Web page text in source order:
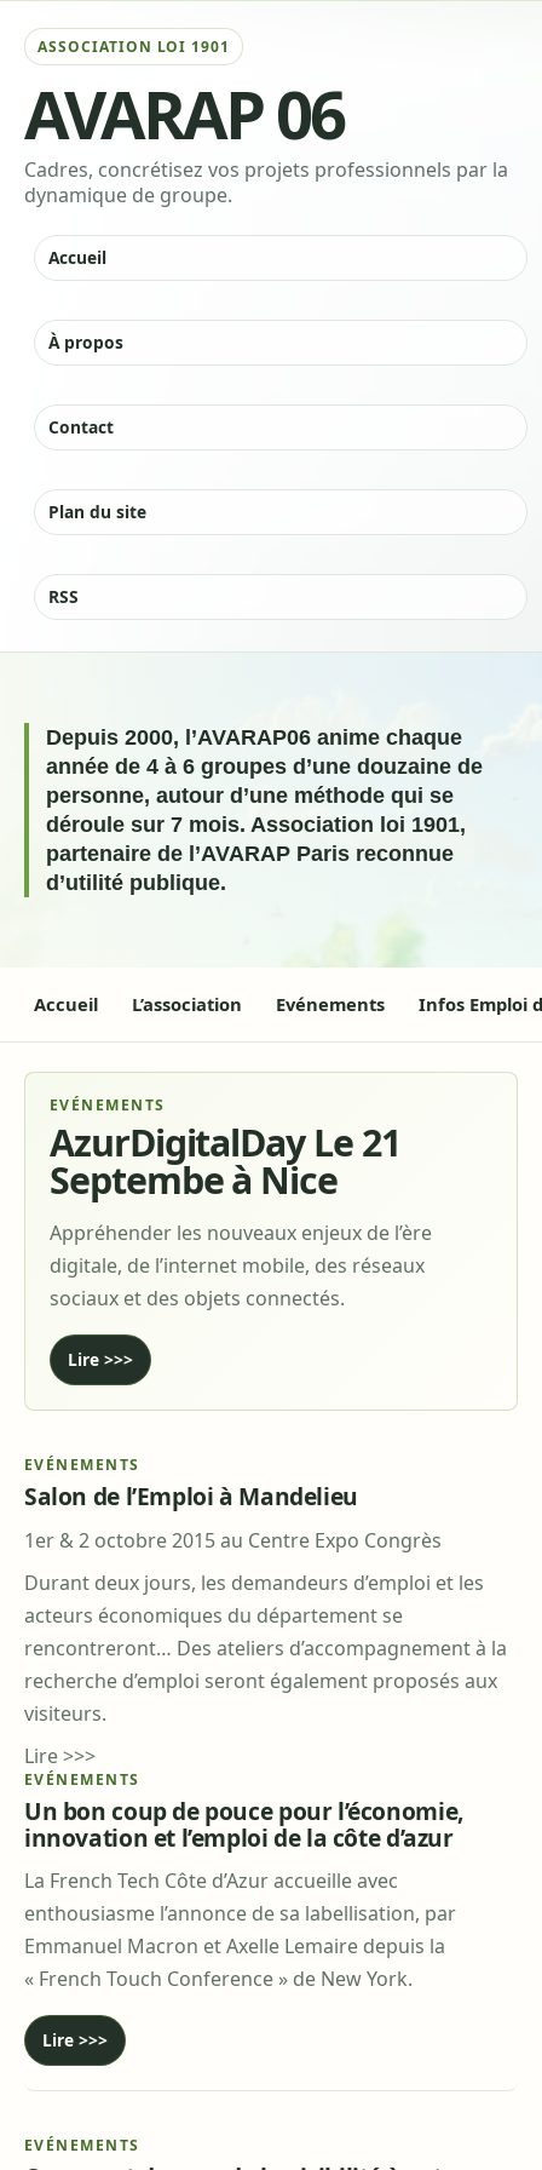
AVARAP 06
Cadres, concrétisez vos projets professionnels par la
dynamique de groupe.
Accueil
À propos
Contact
Plan du site
RSS
Depuis 2000, l’AVARAP06 anime chaque
année de 4 à 6 groupes d’une douzaine de
personne, autour d’une méthode qui se
déroule sur 7 mois. Association loi 1901,
partenaire de l’AVARAP Paris reconnue
d’utilité publique.
Accueil L’association Evénements Infos Emploi
EVÉNEMENTS
AzurDigitalDay Le 21
Septembe à Nice
Appréhender les nouveaux enjeux de l’ère
digitale, de l’internet mobile, des réseaux
sociaux et des objets connectés.
Lire >>>
EVÉNEMENTS
Salon de l’Emploi à Mandelieu
1er & 2 octobre 2015 au Centre Expo Congrès
Durant deux jours, les demandeurs d’emploi et les
acteurs économiques du département se
rencontreront… Des ateliers d’accompagnement à la
recherche d’emploi seront également proposés aux
visiteurs.
Lire >>>
EVÉNEMENTS
Un bon coup de pouce pour l’économie,
innovation et l’emploi de la côte d’azur
La French Tech Côte d’Azur accueille avec
enthousiasme l’annonce de sa labellisation, par
Emmanuel Macron et Axelle Lemaire depuis la
« French Touch Conference » de New York.
Lire >>>
EVÉNEMENTS